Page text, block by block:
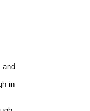
and
in